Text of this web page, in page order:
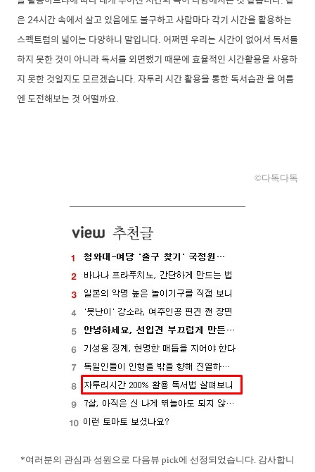
은 24시간 속에서 살고 있음에도 불구하고 사람마다 각기 시간을 활용하는
스펙트럼의 넓이는 다양하니 말입니다. 어쩌면 우리는 시간이 없어서 독서를
하지 못한 것이 아니라 독서를 외면했기 때문에 효율적인 시간활용을 사용하
지 못한 것일지도 모르겠습니다. 자투리 시간 활용을 통한 독서습관 올 여름
엔 도전해보는 것 어떨까요.
©다독다독
*여러분의 관심과 성원으로 다음뷰 pick에 선정되었습니다. 감사합니